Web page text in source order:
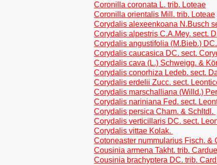
Coronilla coronata L. trib. Loteae
Coronilla orientalis Mill. trib. Loteae
Corydalis alexeenkoana N.Busch
Corydalis alpestris C.A.Mey. sect.
Corydalis angustifolia (M.Bieb.)
Corydalis caucasica DC. sect.
Corydalis cava (L.) Schweigg. &
Corydalis conorhiza Ledeb. sect.
Corydalis erdelii Zucc. sect.
Corydalis marschalliana (Willd.)
Corydalis nariniana Fed. sect.
Corydalis persica Cham. & Schltdl.
Corydalis verticillaris DC. sect.
Corydalis vittae Kolak.
Cotoneaster nummularius Fisch. &
Cousinia armena Takht. trib.
Cousinia brachyptera DC. trib.